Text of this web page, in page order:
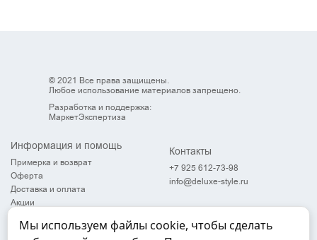
© 2021 Все права защищены.
Любое использование материалов запрещено.
Разработка и поддержка:
МаркетЭкспертиза
Информация и помощь
Примерка и возврат
Оферта
Доставка и оплата
Акции
Карта сайта
Контакты
+7 925 612-73-98
info@deluxe-style.ru
Мы используем файлы cookie, чтобы сделать